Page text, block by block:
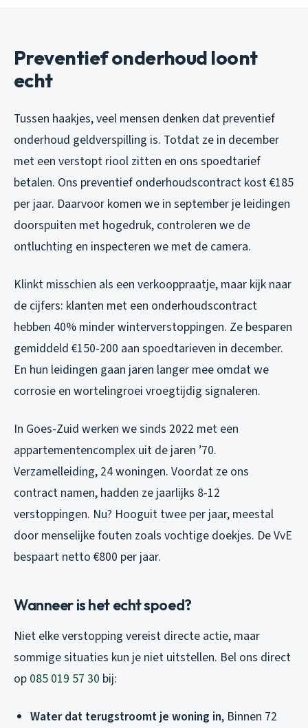
Preventief onderhoud loont
echt
Tussen haakjes, veel mensen denken dat preventief
onderhoud geldverspilling is. Totdat ze in december
met een verstopt riool zitten en ons spoedtarief
betalen. Ons preventief onderhoudscontract kost €185
per jaar. Daarvoor komen we in september je leidingen
doorspuiten met hogedruk, controleren we de
ontluchting en inspecteren we met de camera.
Klinkt misschien als een verkooppraatje, maar kijk naar
de cijfers: klanten met een onderhoudscontract
hebben 40% minder winterverstoppingen. Ze besparen
gemiddeld €150-200 aan spoedtarieven in december.
En hun leidingen gaan jaren langer mee omdat we
corrosie en wortelingroei vroegtijdig signaleren.
In Goes-Zuid werken we sinds 2022 met een
appartementencomplex uit de jaren ’70.
Verzamelleiding, 24 woningen. Voordat ze ons
contract namen, hadden ze jaarlijks 8-12
verstoppingen. Nu? Hooguit twee per jaar, meestal
door menselijke fouten zoals vochtige doekjes. De VvE
bespaart netto €800 per jaar.
Wanneer is het echt spoed?
Niet elke verstopping vereist directe actie, maar
sommige situaties kun je niet uitstellen. Bel ons direct
op 085 019 57 30 bij:
Water dat terugstroomt je woning in, Binnen 72